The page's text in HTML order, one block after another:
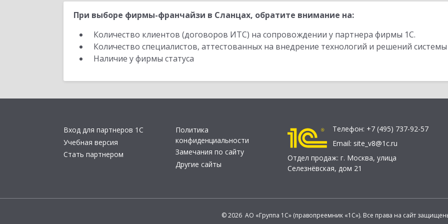
При выборе фирмы-франчайзи в Сланцах, обратите внимание на:
Количество клиентов (договоров ИТС) на сопровождении у партнера фирмы 1С.
Количество специалистов, аттестованных на внедрение технологий и решений
Наличие у фирмы статуса
Вход для партнеров 1С
Учебная версия
Стать партнером
Политика
конфиденциальности
Замечания по сайту
Другие сайты
Телефон: +7 (495) 737-92-57
Email: site_v8@1c.ru
Отдел продаж: г. Москва, улица
Селезнёвская, дом 21
© 2026 АО «Группа 1С» (правопреемник «1С»). Все права на сайт